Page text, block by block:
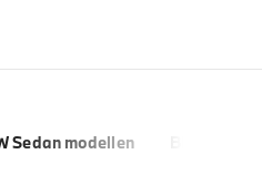
Sedan modellen